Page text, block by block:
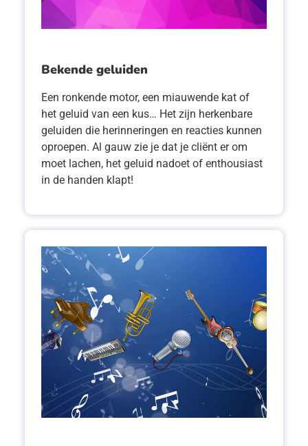
Bekende geluiden
Een ronkende motor, een miauwende kat of
het geluid van een kus… Het zijn herkenbare
geluiden die herinneringen en reacties kunnen
oproepen. Al gauw zie je dat je cliënt er om
moet lachen, het geluid nadoet of enthousiast
in de handen klapt!